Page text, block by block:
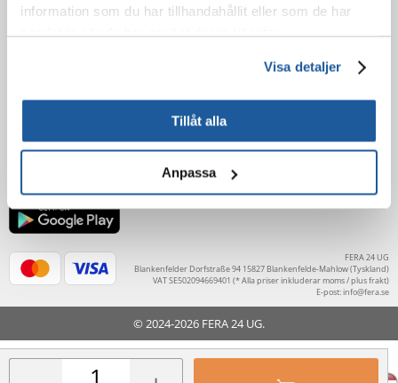
information som du har tillhandahållit eller som de har
Visa detaljer
Tillåt alla
Anpassa
BESTÄLLNING
LÄR KÄNNA OSS
FERA 24 UG
Blankenfelder Dorfstraße 94 15827 Blankenfelde-Mahlow (Tyskland)
VAT SE502094669401 (* Alla priser inkluderar moms / plus frakt)
E-post:info@fera.se
© 2024-2026 FERA 24 UG.
FERA INTERNATIONAL: